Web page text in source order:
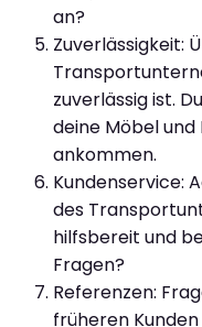
an?
Zuverlässigkeit:
zuverlässig ist.
deine Möbel
ankommen.
Kundenservice:
des
hilfsbereit und
Fragen?
Referenzen:
früheren